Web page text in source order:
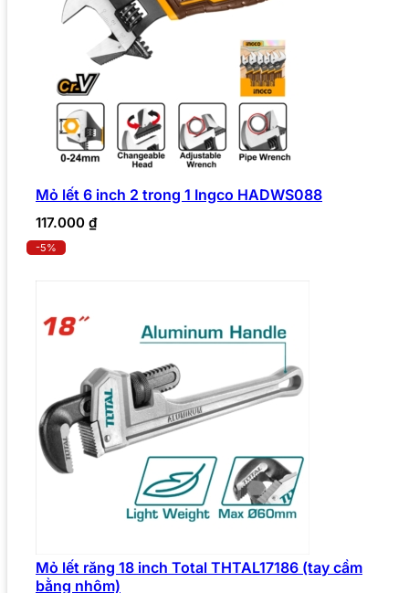
Mỏ lết 6 inch 2 trong 1 Ingco HADWS088
117.000 ₫
-5%
Mỏ lết răng 18 inch Total THTAL17186 (tay cầm
bằng nhôm)